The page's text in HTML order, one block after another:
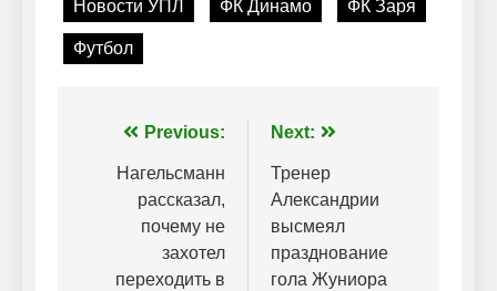
Новости УПЛ ФК Динамо ФК Заря
Футбол
Навігація
записів
Previous:
Нагельсманн
рассказал,
почему не
захотел
переходить в
Next:
Тренер
Александрии
высмеял
празднование
гола Жуниора